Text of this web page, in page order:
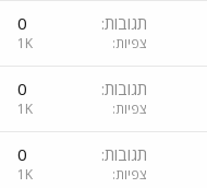
תגובות 0
צפיות 1K
תגובות 0
צפיות 1K
תגובות 0
צפיות 1K